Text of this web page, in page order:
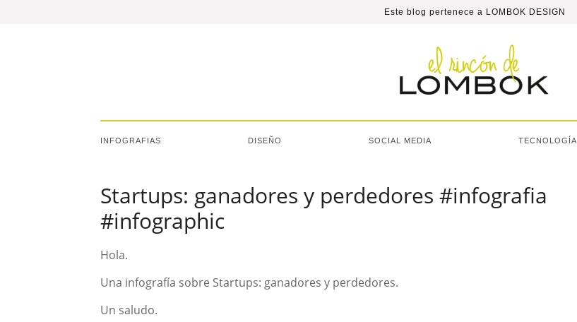
Este blog pertenece a LOMBOK DESIGN
INFOGRAFIAS DISEÑO SOCIAL MEDIA TECNOLOGÍA
Startups: ganadores y perdedores #infografia
#infographic
Hola.
Una infografía sobre Startups: ganadores y perdedores.
Un saludo.